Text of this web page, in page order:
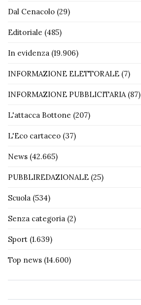
Dal Cenacolo (29)
Editoriale (485)
In evidenza (19.906)
INFORMAZIONE ELETTORALE (7)
INFORMAZIONE PUBBLICITARIA(87)
L'attacca Bottone (207)
L'Eco cartaceo (37)
News (42.665)
PUBBLIREDAZIONALE (25)
Scuola (534)
Senza categoria (2)
Sport (1.639)
Top news (14.600)